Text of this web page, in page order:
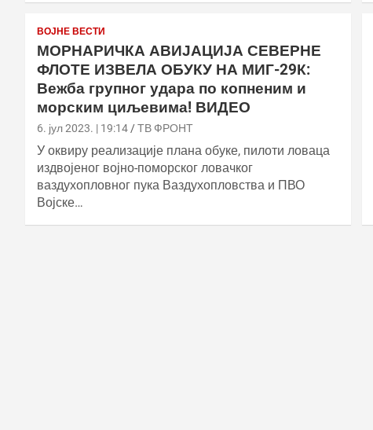
ВОЈНЕ ВЕСТИ
МОРНАРИЧКА АВИЈАЦИЈА СЕВЕРНЕ
ФЛОТЕ ИЗВЕЛА ОБУКУ НА МИГ-29К:
Вежба групног удара по копненим и
морским циљевима! ВИДЕО
6. јул 2023. | 19:14 ТВ ФРОНТ
У оквиру реализације плана обуке, пилоти ловаца
издвојеног војно-поморског ловачког
ваздухопловног пука Ваздухопловства и ПВО
Војске…